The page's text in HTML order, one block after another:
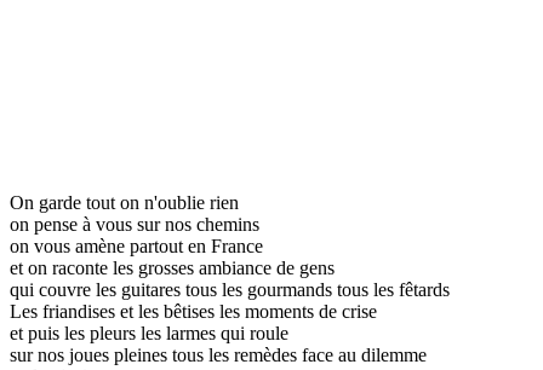
On garde tout on n'oublie rien
on pense à vous sur nos chemins
on vous amène partout en France
et on raconte les grosses ambiance de gens
qui couvre les guitares tous les gourmands tous les fêtards
Les friandises et les bêtises les moments de crise
et puis les pleurs les larmes qui roule
sur nos joues pleines tous les remèdes face au dilemme